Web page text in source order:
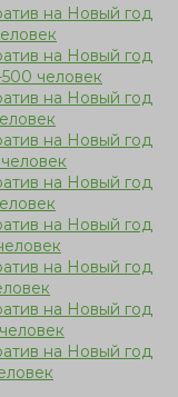
на Новый год
на Новый год
человек
на Новый год
на Новый год
на Новый год
на Новый год
на Новый год
на Новый год
на Новый год